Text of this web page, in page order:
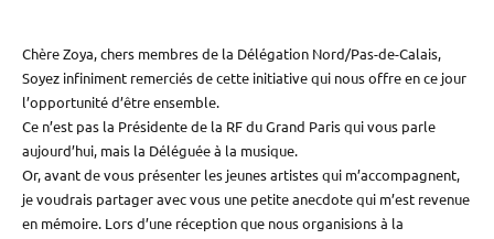
Chère Zoya, chers membres de la Délégation Nord/Pas-de-Calais,
Soyez infiniment remerciés de cette initiative qui nous offre en ce jour
l’opportunité d’être ensemble.
Ce n’est pas la Présidente de la RF du Grand Paris qui vous parle
aujourd’hui, mais la Déléguée à la musique.
Or, avant de vous présenter les jeunes artistes qui m’accompagnent,
je voudrais partager avec vous une petite anecdote qui m’est revenue
en mémoire. Lors d’une réception que nous organisions à la